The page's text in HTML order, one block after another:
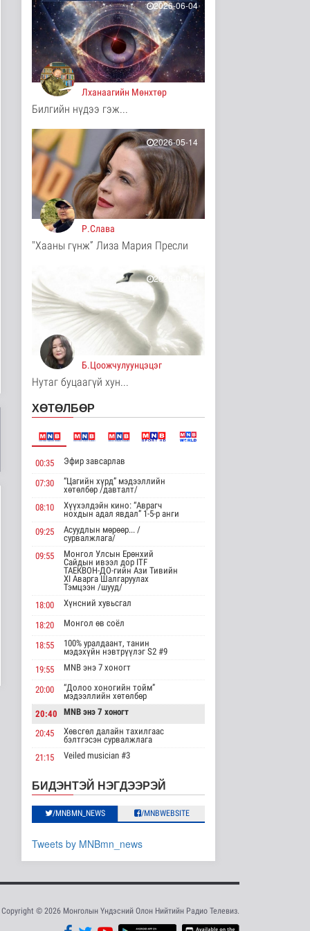
11 цаг 52 минутын өмнө
Иргэд: Хичээлийн
хэрэгслийн үнэ багагүй
нэмэгдсэ..
Нийгэм
11 цаг 55 минутын өмнө
Турк, Саудын Араб,
батлан хамгаа..
Дэлхийд
11 цаг 59 минутын өмнө
"Онцгой амралт-2026"
реалити шоуны зургийг
авч э..
Нийгэм
11 цаг 1 минутын өмнө
хүчний байлдааны
буудлагат..
Нийгэм
11 цаг 4 минутын өмнө
Цагааннуур суманд 23
мянга гаруй га талбайд
Нийгэм
11 цаг 9 минутын өмнө
Нийгэм
ЦАГ АГААР:
Улаанбаатарт өдөртөө
26 хэм дулаан
Байгаль орчин
11 цаг 22 минутын өмнө
Монгол Улсын Төрийн
дуулал
Энтертайнмент
15 цаг 38 минутын өмнө
"Цагийн хүрд"
/2026.08.08/
Нийгэм
2026-08-08 19:59
Хүүхэд залуус, бизнес
эрхлэгчдийг дэмжих
инкубат..
Нийгэм
2026-08-08 17:16
баригдаж буй 70 МВт-
ын хүчин ча..
Улс төр
2026-08-08 17:02
Газрын тосны
агуулахууд эхнээсээ
ашиглалтад орох..
ЦАГ АГААР:
Улаанбаатарт шөнөдөө
2026-06-04
Лханаагийн Мөнхтөр
Билгийн нүдээ гэж...
2026-05-14
Р.Слава
"Хааны гүнж” Лиза Мария Пресли
2026-05-14
Б.Цоожчулуунцэцэг
Нутаг буцаагүй хун...
ХӨТӨЛБӨР
00:35 Эфир завсарлав
07:30
“Цагийн хүрд” мэдээллийн
хөтөлбөр /давталт/
08:10
Хүүхэлдэйн кино: “Аврагч
нохдын адал явдал” 1-5-р анги
09:25
Асуудлын мөрөөр... /
сурвалжлага/
09:55
Монгол Улсын Ерөнхий
Сайдын ивээл дор ITF
ТАЕКВОН-ДО-гийн Ази Тивийн
XI Аварга Шалгаруулах
Тэмцээн /шууд/
18:00
Хүнсний хувьсгал
18:20 Монгол өв соёл
18:55
100% уралдаант, танин
мэдэхүйн нэвтрүүлэг S2 #9
19:55
MNB энэ 7 хоногт
20:00
“Долоо хоногийн тойм”
мэдээллийн хөтөлбөр
20:40
MNB энэ 7 хоногт
20:45
Хөвсгөл далайн тахилгаас
бэлтгэсэн сурвалжлага
21:15
Veiled musician #3
23:35
“Гэрэлтэй цонх” үдшийн
хөтөлбөр
БИДЭНТЭЙ НЭГДЭЭРЭЙ
/MNBMN_NEWS /MNBWEBSITE
Tweets by MNBmn_news
Copyright © 2026 Монголын Үндэсний Олон Нийтийн Радио Телевиз.